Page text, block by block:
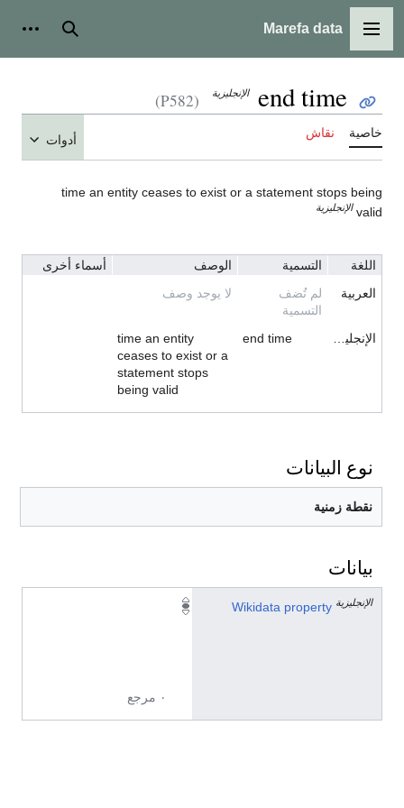
القائمة الرئيسية
Marefa data بحث
end time الإنجليزية (P582)
خاصية نقاش أدوات
time an entity ceases to exist or a statement stops being
valid الإنجليزية
اللغة التسمية الوصف
أسماء أخرى
العربية
لم تُضف
التسمية
لا يوجد وصف
الإنجليزية end time
time an entity
ceases to exist or a
statement stops
being valid
نوع البيانات
نقطة زمنية
بيانات
Wikidata property الإنجليزية
٠ مرجع